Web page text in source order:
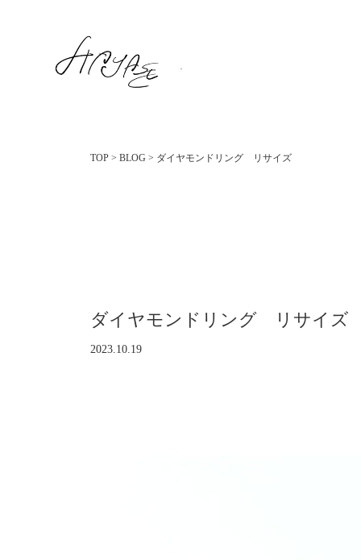
TOP > BLOG > ダイヤモンドリング リサイズ
ダイヤモンドリング リサイズ
2023.10.19